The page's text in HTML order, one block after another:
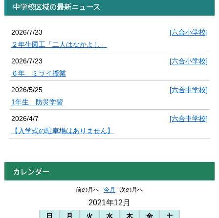
中学校区域の最新ニュース
2026/7/23
[六合小学校]
２年生図工「二人はなかよし」
2026/7/23
[六合小学校]
６年 ミライ授業
2026/5/25
[六合中学校]
1年生 防災学習
2026/4/7
[六合中学校]
【入学式の駐車場はありません】
カレンダー
前の月へ 今月 次の月へ
2021年12月
日 月 火 水 木 金 土